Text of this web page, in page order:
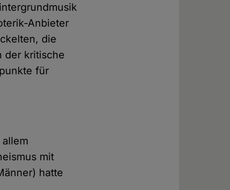
Anbieter
die
der kritische
für
mit
hatte